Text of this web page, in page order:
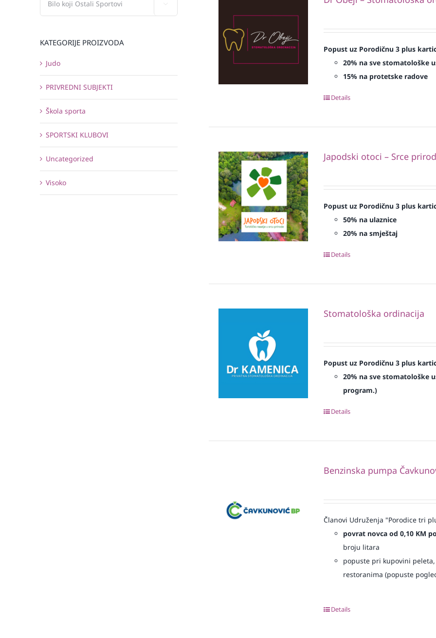
Popust uz Porodičnu 3 plus
20% na sve stomatološke
15% na protetske radove
Details
Japodski otoci – Srce
Popust uz Porodičnu 3 plus
50% na ulaznice
20% na smještaj
Details
Stomatološka ordinacija
Popust uz Porodičnu 3 plus
20% na sve stomatološke
program.)
Details
Benzinska pumpa
Članovi Udruženja "Porodice tri
povrat novca od 0,10 KM
broju litara
popuste pri kupovini
restoranima (popuste
Details
KATEGORIJE PROIZVODA
Judo
PRIVREDNI SUBJEKTI
Škola sporta
SPORTSKI KLUBOVI
Uncategorized
Visoko